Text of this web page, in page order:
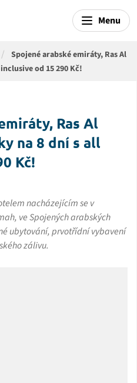
Menu
Spojené arabské emiráty, Ras Al
od 15 290 Kč!
Ras Al
na 8 dní s all
Kč!
nacházejícím se v
ve Spojených arabských
ubytování, prvotřídní vybavení
zálivu.